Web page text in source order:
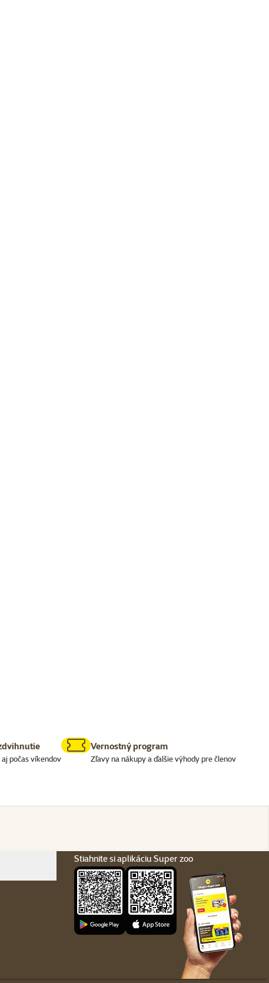
počas víkendov
Vernostný program
Zľavy na nákupy a ďalšie výhody pre členov
Stiahnite si aplikáciu Super zoo